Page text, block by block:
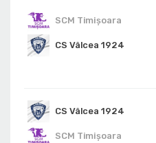
SCM Timișoara
CS Vâlcea 1924
CS Vâlcea 1924
SCM Timișoara